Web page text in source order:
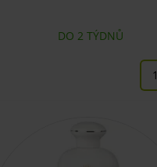
DO 2 TÝDNŮ